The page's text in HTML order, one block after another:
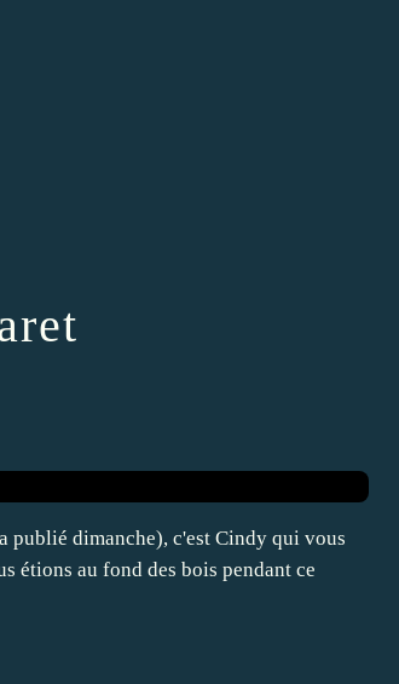
publié dimanche), c'est Cindy qui vous
étions au fond des bois pendant ce